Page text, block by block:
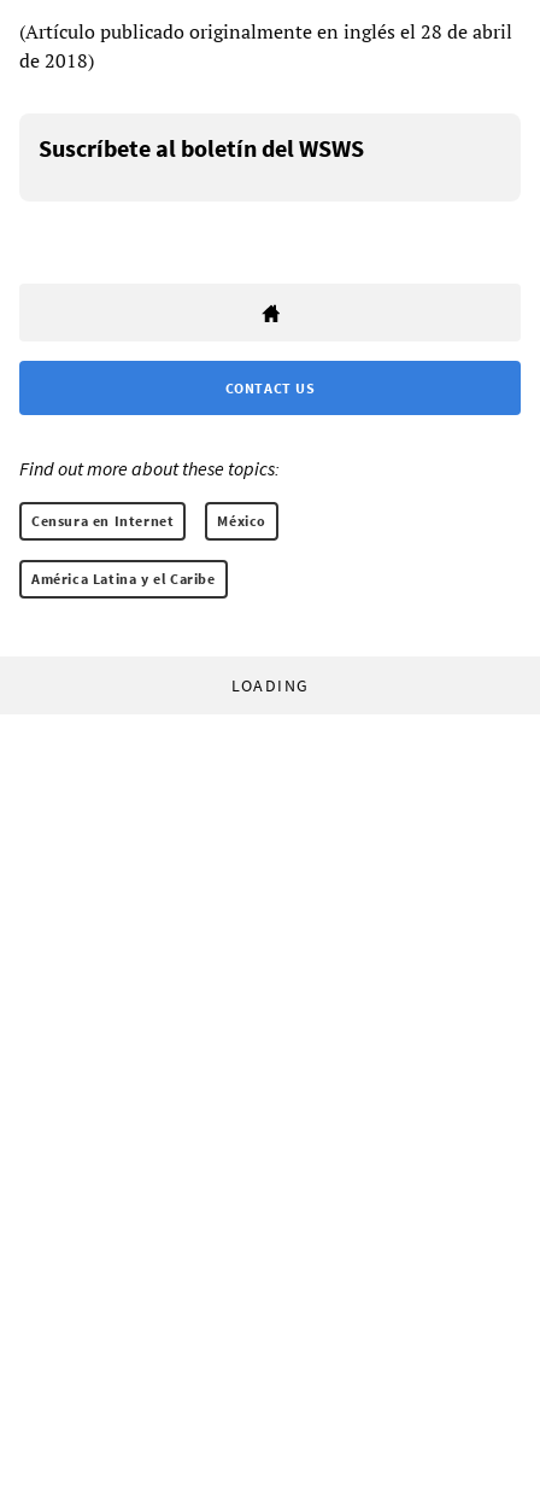
(Artículo publicado originalmente en inglés el 28 de abril
de 2018)
Suscríbete al boletín del WSWS
CONTACT US
Find out more about these topics:
Censura en Internet México
América Latina y el Caribe
LOADING